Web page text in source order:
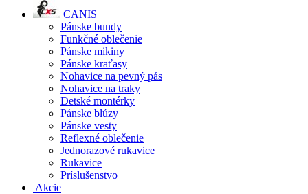
CANIS
Pánske bundy
Funkčné oblečenie
Pánske mikiny
Pánske kraťasy
Nohavice na pevný pás
Nohavice na traky
Detské montérky
Pánske blúzy
Pánske vesty
Reflexné oblečenie
Jednorazové rukavice
Rukavice
Príslušenstvo
Akcie